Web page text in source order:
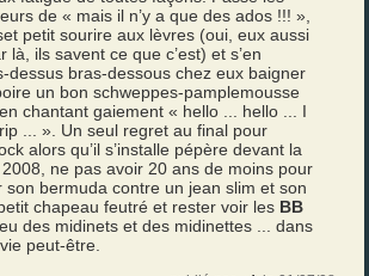
de « mais il n’y a que des ados !!! »,
petit sourire aux lèvres (oui, eux aussi
là, ils savent ce que c’est) et s’en
dessus bras-dessous chez eux baigner
un bon schweppes-pamplemousse
chantant gaiement « hello ... hello ... I
... ». Un seul regret au final pour
alors qu’il s’installe pépère devant la
2008, ne pas avoir 20 ans de moins pour
son bermuda contre un jean slim et son
chapeau feutré et rester voir les BB
des midinets et des midinettes ... dans
peut-être.